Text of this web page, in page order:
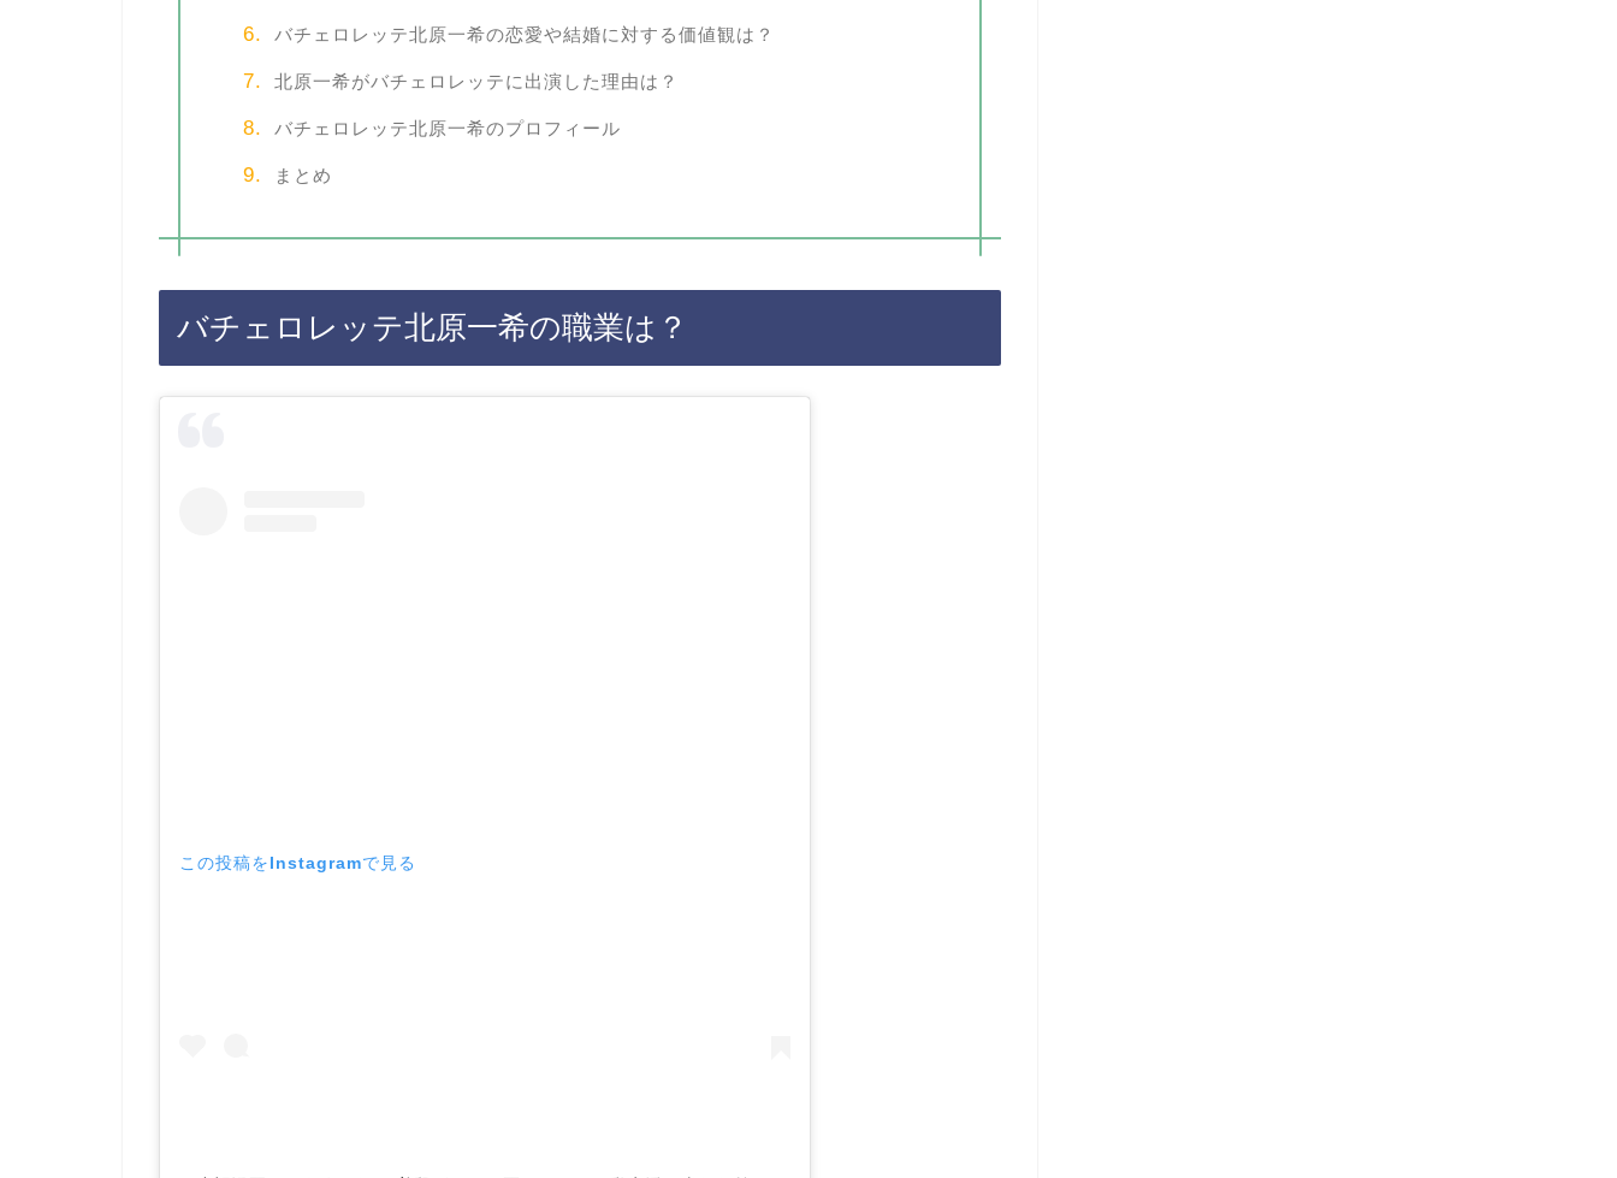
バチェロレッテ北原一希の恋愛や結婚に対する価値観は？
北原一希がバチェロレッテに出演した理由は？
バチェロレッテ北原一希のプロフィール
まとめ
バチェロレッテ北原一希の職業は？
この投稿をInstagramで見る